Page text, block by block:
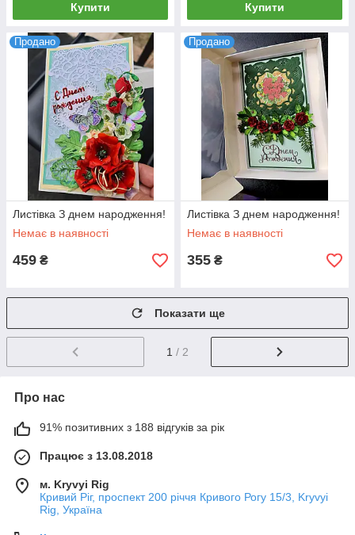
Купити Купити
Продано
Листівка З днем народження!
Немає в наявності
459 ₴
Продано
Листівка З днем народження!
Немає в наявності
355 ₴
Показати ще
1 / 2
Про нас
91% позитивних з 188 відгуків за рік
Працює з 13.08.2018
м. Kryvyi Rig
Кривий Ріг, проспект 200 річчя Кривого Рогу 15/3, Kryvyi
Rig, Україна